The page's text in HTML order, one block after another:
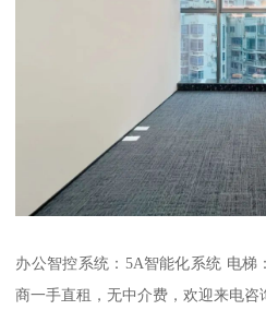
办公智控系统：5A智能化系统 电梯
商一手直租，无中介费，欢迎来电咨